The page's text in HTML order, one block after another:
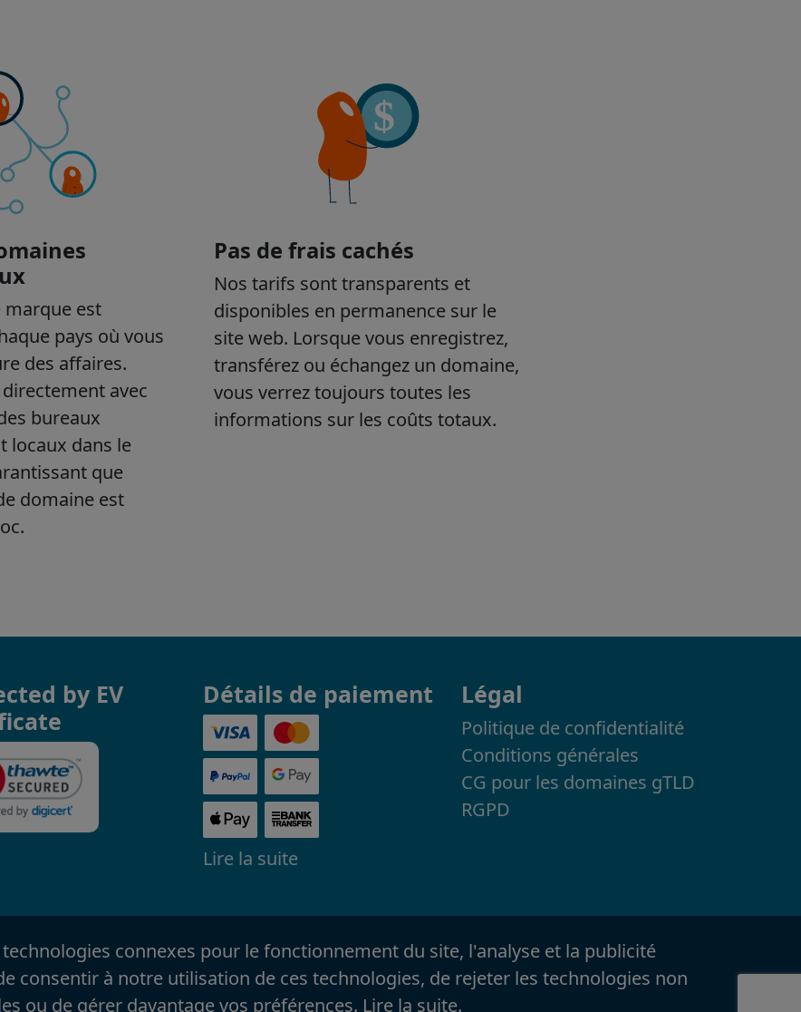
by EV
Détails de paiement
Lire la suite
Légal
Politique de confidentialité
Conditions générales
CG pour les domaines gTLD
RGPD
connexes pour le fonctionnement du site, l'analyse et la publicité
consentir à notre utilisation de ces technologies, de rejeter les technologies non
ou de gérer davantage vos préférences. Lire la suite.